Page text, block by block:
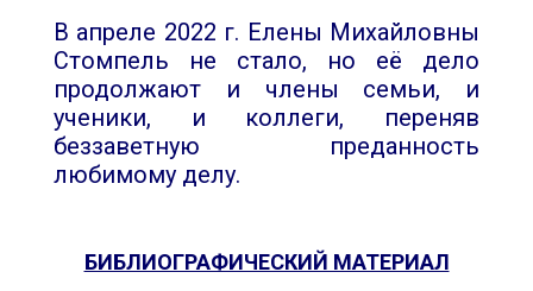
В апреле 2022 г. Елены Михайловны
Стомпель не стало, но её дело
продолжают и члены семьи, и
ученики, и коллеги, переняв
беззаветную преданность
любимому делу.
БИБЛИОГРАФИЧЕСКИЙ МАТЕРИАЛ